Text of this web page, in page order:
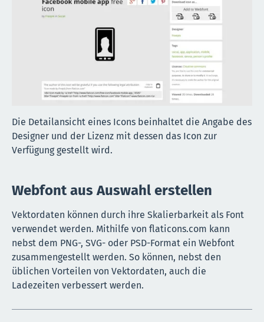
Die Detailansicht eines Icons beinhaltet die Angabe des
Designer und der Lizenz mit dessen das Icon zur
Verfügung gestellt wird.
Webfont aus Auswahl erstellen
Vektordaten können durch ihre Skalierbarkeit als Font
verwendet werden. Mithilfe von flaticons.com kann
nebst dem PNG-, SVG- oder PSD-Format ein Webfont
zusammengestellt werden. So können, nebst den
üblichen Vorteilen von Vektordaten, auch die
Ladezeiten verbessert werden.